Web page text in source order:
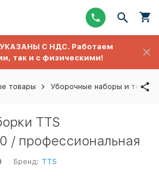
С НДС. Работаем
так и с физическими!
товары Уборочные наборы и
TTS
/ профессиональная
Бренд: TTS